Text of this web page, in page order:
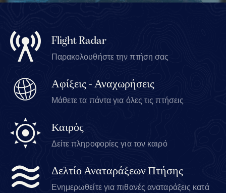
Flight Radar
Παρακολουθήστε την πτήση σας
Αφίξεις - Αναχωρήσεις
Μάθετε τα πάντα για όλες τις πτήσεις
Καιρός
Δείτε πληροφορίες για τον καιρό
Δελτίο Αναταράξεων Πτήσης
Ενημερωθείτε για πιθανές αναταράξεις κατά